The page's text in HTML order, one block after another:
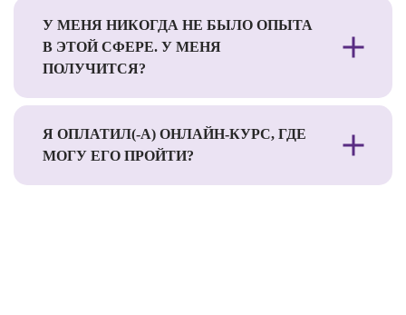
У МЕНЯ НИКОГДА НЕ БЫЛО ОПЫТА
В ЭТОЙ СФЕРЕ. У МЕНЯ
ПОЛУЧИТСЯ?
Я ОПЛАТИЛ(-А) ОНЛАЙН-КУРС, ГДЕ
МОГУ ЕГО ПРОЙТИ?